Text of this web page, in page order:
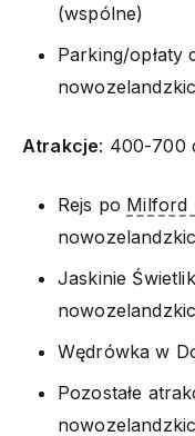
(wspólne)
Parking/opłaty
Atrakcje: 400-700
Rejs po Milford
Jaskinie
Wędrówka w
Pozostałe